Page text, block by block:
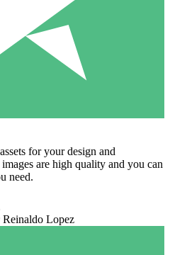
for your design and
are high quality and you can
need.
Reinaldo Lopez